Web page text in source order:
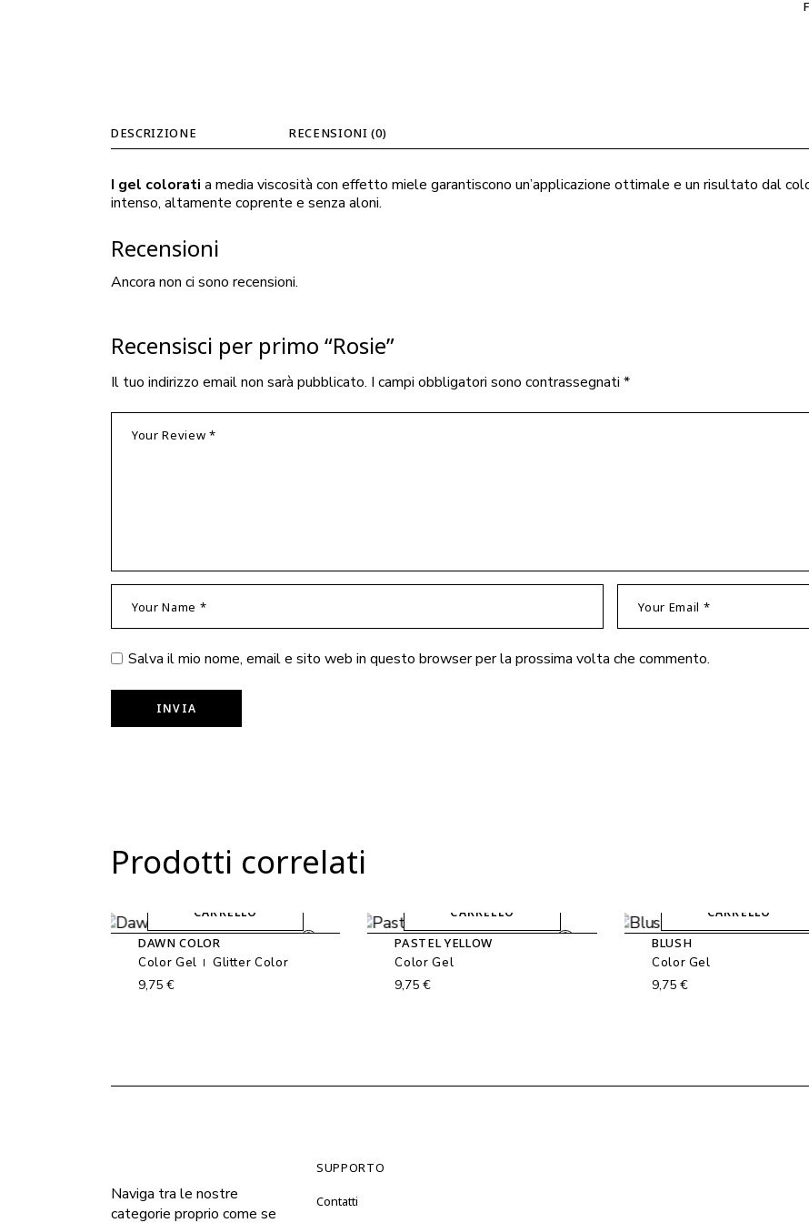
DESCRIZIONE RECENSIONI (0)
I gel colorati a media viscosità con effetto miele garantiscono un’applicazione ottimale e un risultato dal
intenso, altamente coprente e senza aloni.
Recensioni
Ancora non ci sono recensioni.
Recensisci per primo “Rosie”
Il tuo indirizzo email non sarà pubblicato. I campi obbligatori sono contrassegnati *
Salva il mio nome, email e sito web in questo browser per la prossima volta che commento.
INVIA
Prodotti correlati
CARRELLO
DAWN COLOR
Color Gel
Glitter Color
9,75 €
CARRELLO
PASTEL YELLOW
Color Gel
9,75€
CARRELLO
BLUSH
Color Gel
9,75 €
Naviga tra le nostre
categorie proprio come se
SUPPORTO
Contatti